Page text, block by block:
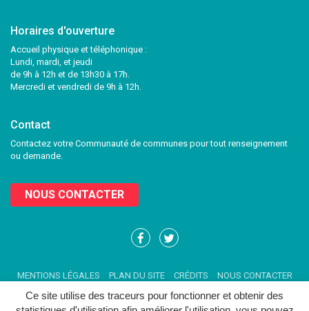
Ce site utilise des traceurs pour fonctionner et obtenir des
Horaires d'ouverture
Accueil physique et téléphonique :
Lundi, mardi, et jeudi
de 9h à 12h et de 13h30 à 17h.
Mercredi et vendredi de 9h à 12h.
Contact
Contactez votre Communauté de communes pour tout renseignement
ou demande.
NOUS CONTACTER
Lien
compte
Facebook
Lien
compte
Twitter
MENTIONS LÉGALES PLAN DU SITE CRÉDITS NOUS CONTACTER